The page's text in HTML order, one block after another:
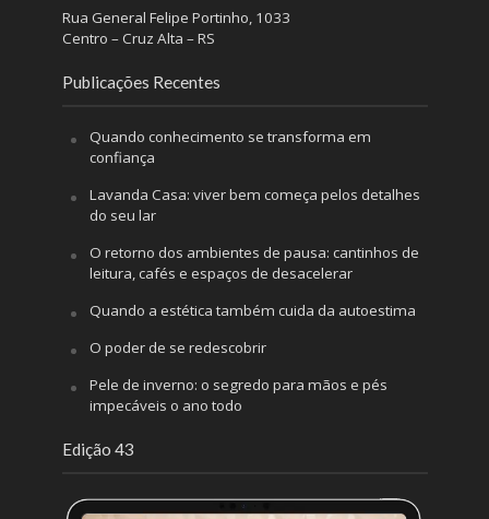
Rua General Felipe Portinho, 1033
Centro – Cruz Alta – RS
Publicações Recentes
Quando conhecimento se transforma em
confiança
Lavanda Casa: viver bem começa pelos detalhes
do seu lar
O retorno dos ambientes de pausa: cantinhos de
leitura, cafés e espaços de desacelerar
Quando a estética também cuida da autoestima
O poder de se redescobrir
Pele de inverno: o segredo para mãos e pés
impecáveis o ano todo
Edição 43